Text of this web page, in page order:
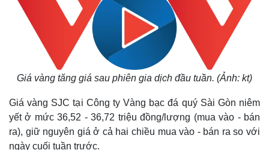
Giá vàng tăng giá sau phiên gia dịch đầu tuần. (Ảnh: kt)
Giá vàng SJC tại Công ty Vàng bạc đá quý Sài Gòn niêm
yết ở mức 36,52 - 36,72 triệu đồng/lượng (mua vào - bán
ra), giữ nguyên giá ở cả hai chiều mua vào - bán ra so với
ngày cuối tuần trước.